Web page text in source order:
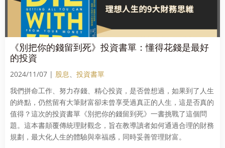
《別把你的錢留到死》投資書單：懂得花錢是最好
的投資
2024/11/07 | 股息、 投資書單
我們拼命工作、努力存錢、精心投資，是否曾想過，如果到了人生
的終點，仍然留有大筆財富卻未曾享受過真正的人生，這是否真的
值得？這次的投資書單《別把你的錢留到死》一書挑戰了這個問
題。這本書顛覆傳統理財觀念，旨在教導讀者如何通過合理的財務
規劃，最大化人生的體驗與幸福感，同時妥善管理財富。